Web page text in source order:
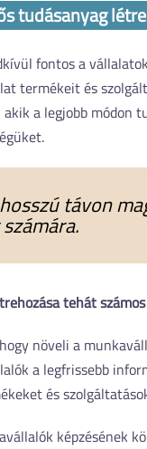
tudásanyag
fontos a
termékeit és
a legjobb módon
távon
tehát
növeli a
a legfrissebb
és
képzésének